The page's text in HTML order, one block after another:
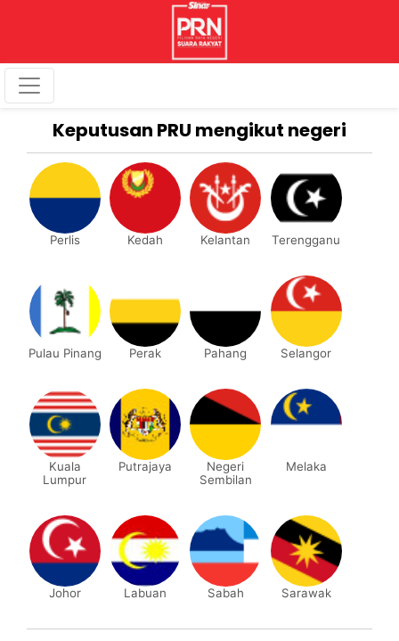
Keputusan PRU mengikut negeri
Perlis Kedah Kelantan Terengganu
Pulau Pinang Perak Pahang Selangor
Kuala
Lumpur
Putrajaya
Negeri
Sembilan
Melaka
Johor Labuan Sabah Sarawak